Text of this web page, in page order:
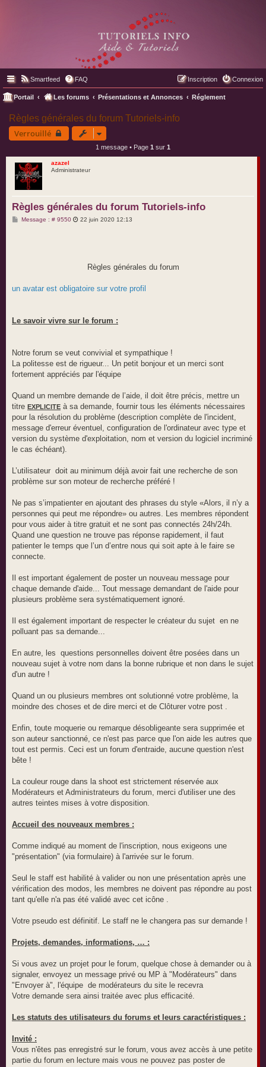
Smartfeed FAQ Connexion
Inscription
Portail Les forums Présentations et Annonces Réglement
Règles générales du forum Tutoriels-info
Verrouillé
1 message • Page 1 sur 1
azazel
Administrateur
Règles générales du forum Tutoriels-info
Message : # 9550M
22 juin 2020 12:13
Règles générales du forum
un avatar est obligatoire sur votre profil
Le savoir vivre sur le forum :
Notre forum se veut convivial et sympathique !
La politesse est de rigueur... Un petit bonjour et un merci sont
fortement appréciés par l'équipe
Quand un membre demande de l’aide, il doit être précis, mettre un
titre EXPLICITE à sa demande, fournir tous les éléments nécessaires
pour la résolution du problème (description complète de l'incident,
message d'erreur éventuel, configuration de l'ordinateur avec type et
version du système d'exploitation, nom et version du logiciel incriminé
le cas échéant).
L’utilisateur doit au minimum déjà avoir fait une recherche de son
problème sur son moteur de recherche préféré !
Ne pas s’impatienter en ajoutant des phrases du style «Alors, il n’y a
personnes qui peut me répondre» ou autres. Les membres répondent
pour vous aider à titre gratuit et ne sont pas connectés 24h/24h.
Quand une question ne trouve pas réponse rapidement, il faut
patienter le temps que l’un d’entre nous qui soit apte à le faire se
connecte.
Il est important également de poster un nouveau message pour
chaque demande d'aide... Tout message demandant de l'aide pour
plusieurs problème sera systématiquement ignoré.
Il est également important de respecter le créateur du sujet en ne
polluant pas sa demande...
En autre, les questions personnelles doivent être posées dans un
nouveau sujet à votre nom dans la bonne rubrique et non dans le sujet
d'un autre !
Quand un ou plusieurs membres ont solutionné votre problème, la
moindre des choses et de dire merci et de Clôturer votre post .
Enfin, toute moquerie ou remarque désobligeante sera supprimée et
son auteur sanctionné, ce n'est pas parce que l'on aide les autres que
tout est permis. Ceci est un forum d'entraide, aucune question n'est
bête !
La couleur rouge dans la shoot est strictement réservée aux
Modérateurs et Administrateurs du forum, merci d'utiliser une des
autres teintes mises à votre disposition.
Accueil des nouveaux membres :
Comme indiqué au moment de l'inscription, nous exigeons une
"présentation" (via formulaire) à l'arrivée sur le forum.
Seul le staff est habilité à valider ou non une présentation après une
vérification des modos, les membres ne doivent pas répondre au post
tant qu'elle n'a pas été validé avec cet icône .
Votre pseudo est définitif. Le staff ne le changera pas sur demande !
Projets, demandes, informations, … :
Si vous avez un projet pour le forum, quelque chose à demander ou à
signaler, envoyez un message privé ou MP à "Modérateurs" dans
"Envoyer à", l'équipe de modérateurs du site le recevra
Votre demande sera ainsi traitée avec plus efficacité.
Les statuts des utilisateurs du forums et leurs caractéristiques :
Invité :
Vous n'êtes pas enregistré sur le forum, vous avez accès à une petite
partie du forum en lecture mais vous ne pouvez pas poster de